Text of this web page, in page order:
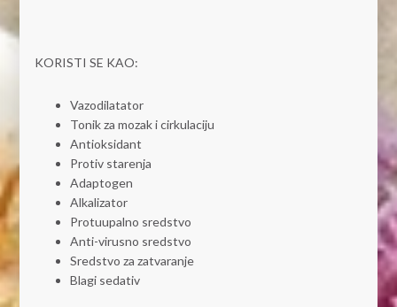
KORISTI SE KAO:
Vazodilatator
Tonik za mozak i cirkulaciju
Antioksidant
Protiv starenja
Adaptogen
Alkalizator
Protuupalno sredstvo
Anti-virusno sredstvo
Sredstvo za zatvaranje
Blagi sedativ